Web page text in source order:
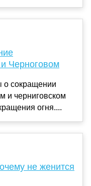
Черноговом
о сокращении
и черниговском
огня....
не женится